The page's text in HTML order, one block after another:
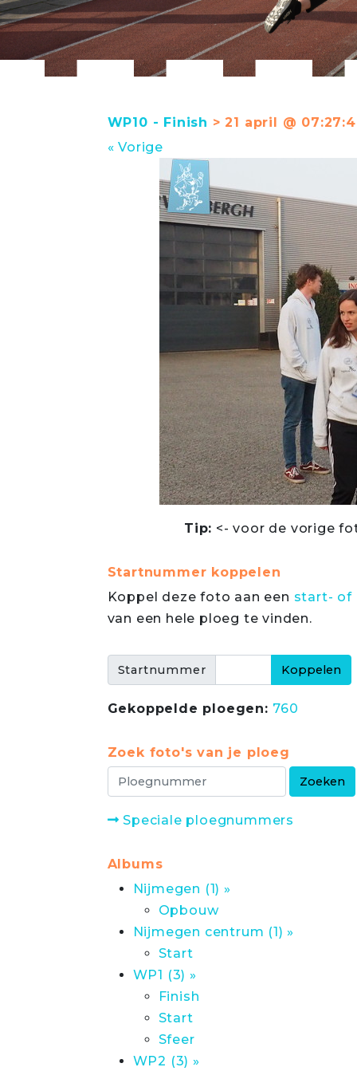
WP10 - Finish > 21 april @
« Vorige
Tip: <- voor de vorige
Startnummer koppelen
Koppel deze foto aan een start- of
van een hele ploeg te vinden.
Startnummer
Gekoppelde ploegen: 760
Zoek foto's van je ploeg
Speciale ploegnummers
Albums
Nijmegen (1) »
Opbouw
Nijmegen centrum (1) »
Start
WP1 (3) »
Finish
Start
Sfeer
WP2 (3) »